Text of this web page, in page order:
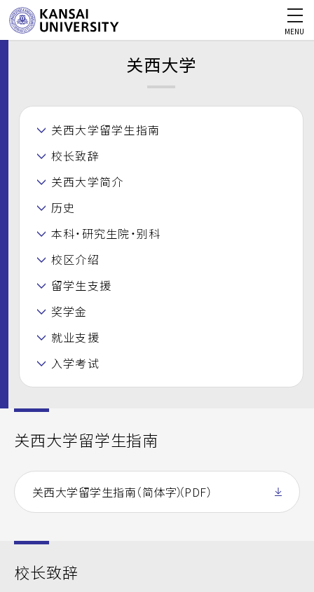
MENU
关西大学
关西大学留学生指南
校长致辞
关西大学简介
历史
本科・研究生院・别科
校区介绍
留学生支援
奖学金
就业支援
入学考试
关西大学留学生指南
关西大学留学生指南（简体字）（PDF）
校长致辞